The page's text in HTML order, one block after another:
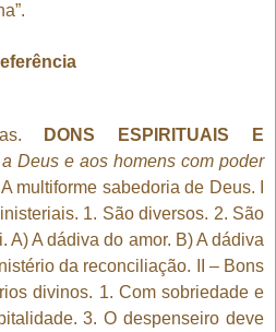
DONS ESPIRITUAIS E
Deus e aos homens com poder
multiforme sabedoria de Deus. I
1. São diversos. 2. São
A) A dádiva do amor. B) A dádiva
da reconciliação. II – Bons
divinos. 1. Com sobriedade e
3. O despenseiro deve